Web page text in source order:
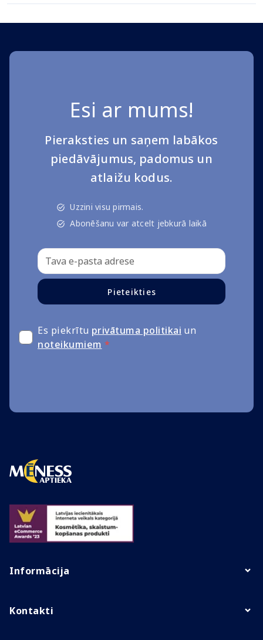
Esi ar mums!
Pieraksties un saņem labākos
piedāvājumus, padomus un
atlaižu kodus.
Uzzini visu pirmais.
Abonēšanu var atcelt jebkurā laikā
Pieteikties
Es piekrītu privātuma politikai un
noteikumiem *
Informācija
Kontakti